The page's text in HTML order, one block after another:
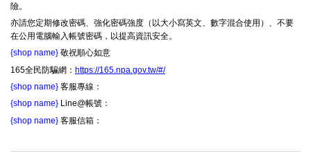
險。
亦請您定期修改密碼、強化密碼強度（以大小寫英文、數字混合使用）、不要
在公用電腦輸入帳號密碼，以提高資訊安全。
{shop name} 敬祝順心如意
165全民防騙網： https://165.npa.gov.tw/#/
{shop name} 客服專線：
{shop name} Line@帳號：
{shop name} 客服信箱：